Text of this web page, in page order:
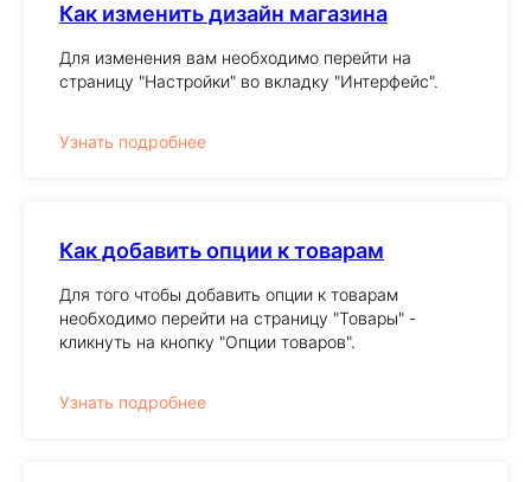
Как изменить дизайн магазина
Для изменения вам необходимо перейти на
страницу "Настройки" во вкладку "Интерфейс".
Узнать подробнее
Как добавить опции к товарам
Для того чтобы добавить опции к товарам
необходимо перейти на страницу "Товары" -
кликнуть на кнопку "Опции товаров".
Узнать подробнее